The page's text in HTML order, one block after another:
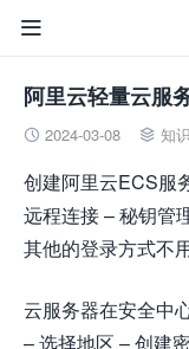

阿里云轻量云服
 2024-03-08  知识
创建阿里云ECS服
远程连接 – 秘钥管
其他的登录方式不
云服务器在安全中
– 选择地区 – 创建